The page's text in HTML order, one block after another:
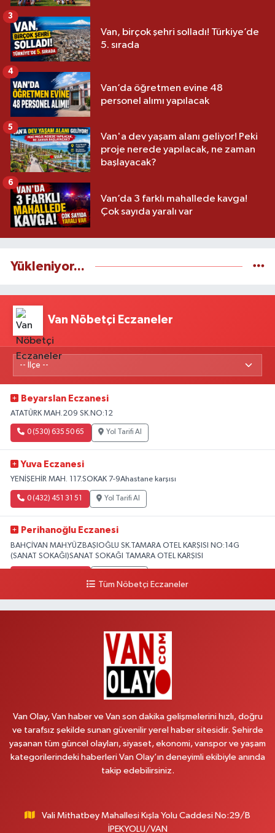
Van, birçok şehri solladı! Türkiye’de
5. sırada
3
Van’da öğretmen evine 48
personel alımı yapılacak
4
Van'a dev yaşam alanı geliyor! Peki
proje nerede yapılacak, ne zaman
başlayacak?
5
Van’da 3 farklı mahallede kavga!
Çok sayıda yaralı var
6
Yükleniyor...
Van Nöbetçi Eczaneler
Beyarslan Eczanesi
ATATÜRK MAH.209 SK.NO:12
0 (530) 635 50 65 Yol Tarifi Al
Yuva Eczanesi
YENİŞEHİR MAH. 117.SOKAK 7-9Ahastane karşısı
0 (432) 451 31 51 Yol Tarifi Al
Perihanoğlu Eczanesi
BAHÇİVAN MAH.YÜZBAŞIOĞLU SK.TAMARA OTEL KARŞISI NO:14G
(SANAT SOKAĞI)SANAT SOKAĞI TAMARA OTEL KARŞISI
Yol Tarifi Al
BEYAZIT MAH.ZEYLAN CADDESİ OKYANUS GİYİM YANI NO:1
Afşar Eczanesi
Kazım Karabekir cad.Eski Araştırma Hastanesi karşısı (kent park karşısı )
Kaval iş merkezi No: 156 B
Gürpınar Eczanesi
Akpınar Mah. Milli Egemenlik Cad.No:7 A
Tüm Nöbetçi Eczaneler
Van Olay, Van haber ve Van son dakika gelişmelerini hızlı, doğru
ve tarafsız şekilde sunan güvenilir yerel haber sitesidir. Şehirde
yaşanan tüm güncel olayları, siyaset, ekonomi, vanspor ve yaşam
kategorilerindeki haberleri Van Olay’ın deneyimli ekibiyle anında
takip edebilirsiniz.
Vali Mithatbey Mahallesi Kışla Yolu Caddesi No:29/B
İPEKYOLU/VAN